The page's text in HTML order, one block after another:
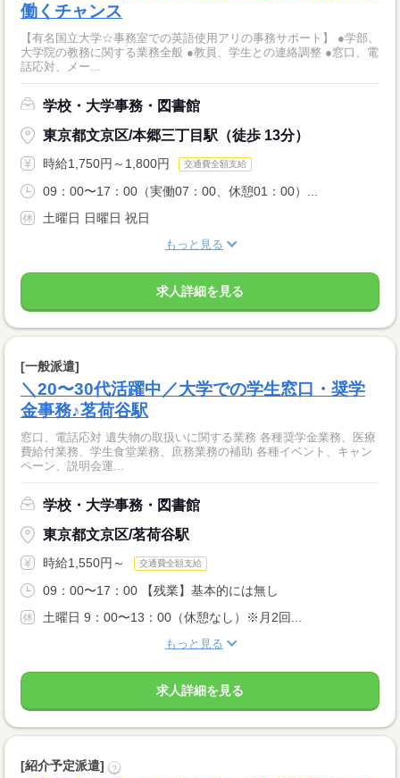
働くチャンス
【有名国立大学☆事務室での英語使用アリの事務サポート】 ●学部、
大学院の教務に関する業務全般 ●教員、学生との連絡調整 ●窓口、電
話応対、メー...
学校・大学事務・図書館
東京都文京区/本郷三丁目駅（徒歩 13分）
時給1,750円～1,800円 交通費全額支給
09：00〜17：00（実働07：00、休憩01：00）...
土曜日 日曜日 祝日
もっと見る
求人詳細を見る
[一般派遣]
＼20〜30代活躍中／大学での学生窓口・奨学
金事務♪茗荷谷駅
窓口、電話応対 遺失物の取扱いに関する業務 各種奨学金業務、医療
費給付業務、学生食堂業務、庶務業務の補助 各種イベント、キャン
ペーン、説明会運...
学校・大学事務・図書館
東京都文京区/茗荷谷駅
時給1,550円～ 交通費全額支給
09：00〜17：00 【残業】基本的には無し
土曜日 9：00〜13：00（休憩なし）※月2回...
もっと見る
求人詳細を見る
[紹介予定派遣] ?